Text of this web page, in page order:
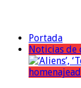
Portada
Noticias de